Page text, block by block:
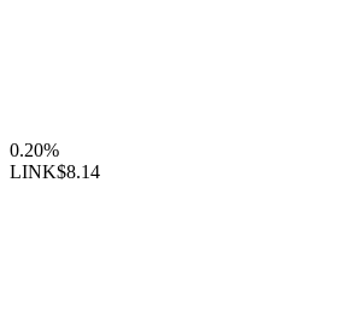
0.20%
LINK$8.14